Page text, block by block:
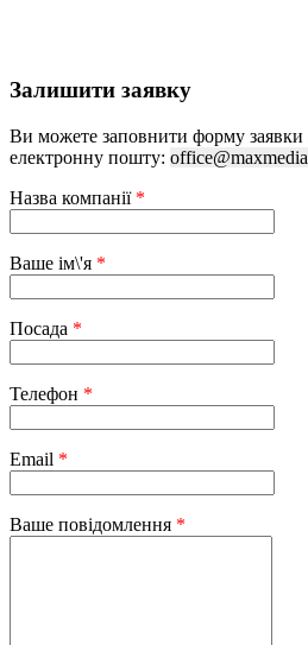
Залишити заявку
Ви можете заповнити форму
електронну пошту:
Назва компанії *
Ваше ім\'я *
Посада *
Телефон *
Email *
Ваше повідомлення *